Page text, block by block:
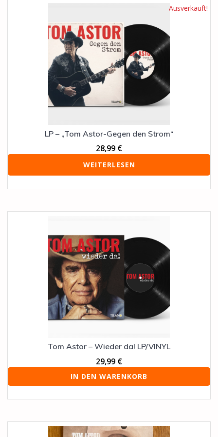
Ausverkauft!
LP – „Tom Astor-Gegen den Strom“
28,99 €
WEITERLESEN
Tom Astor – Wieder da! LP/VINYL
29,99 €
IN DEN WARENKORB